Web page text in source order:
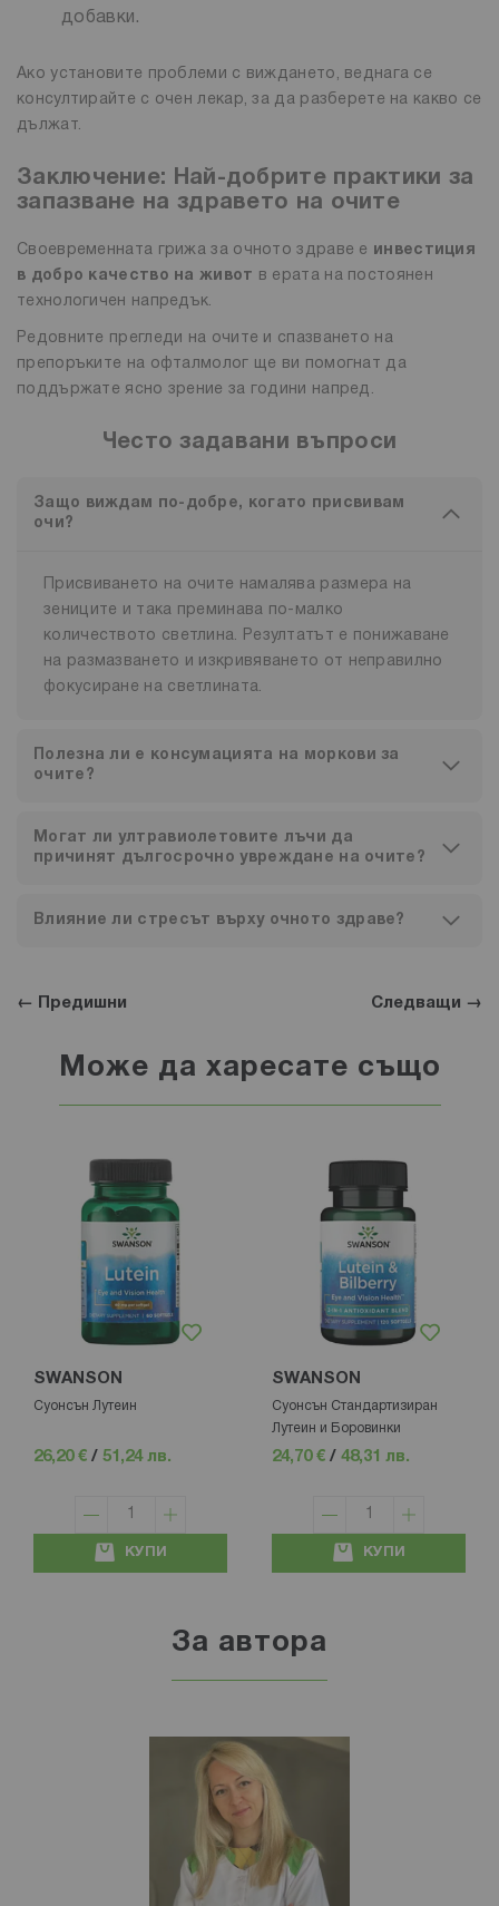
добавки.
Ако установите проблеми с виждането, веднага се
консултирайте с очен лекар, за да разберете на какво се
дължат.
Заключение: Най-добрите практики за
запазване на здравето на очите
Своевременната грижа за очното здраве е
инвестиция
в добро качество на живот
в ерата на постоянен
технологичен напредък.
Редовните прегледи на очите и спазването на
препоръките на офталмолог ще ви помогнат да
поддържате ясно зрение за години напред.
Често задавани въпроси
Защо виждам по-добре, когато присвивам
очи?
Присвиването на очите намалява размера на
зениците и така преминава по-малко
количеството светлина. Резултатът е понижаване
на размазването и изкривяването от неправилно
фокусиране на светлината.
Полезна ли е консумацията на моркови за
очите?
Могат ли ултравиолетовите лъчи да
причинят дългосрочно увреждане на очите?
Влияние ли стресът върху очното здраве?
← Предишни Следващи →
Може да харесате също
SWANSON
Суонсън Лутеин
26,20 € / 51,24 лв.
КУПИ
SWANSON
Суонсън Стандартизиран
Лутеин и Боровинки
24,70 € / 48,31 лв.
КУПИ
За автора